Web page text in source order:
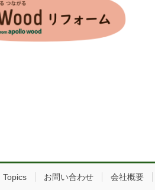
Topics お問い合わせ 会社概要